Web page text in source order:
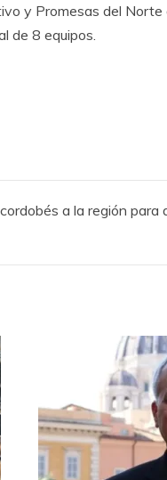
y Promesas del Norte
de 8 equipos.
a la región para